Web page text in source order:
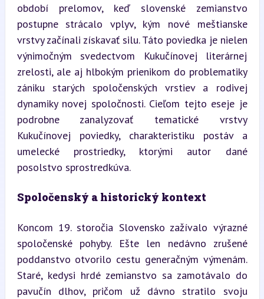
období prelomov, keď slovenské zemianstvo
postupne strácalo vplyv, kým nové meštianske
vrstvy začínali získavať silu. Táto poviedka je nielen
výnimočným svedectvom Kukučínovej literárnej
zrelosti, ale aj hlbokým prienikom do problematiky
zániku starých spoločenských vrstiev a rodivej
dynamiky novej spoločnosti. Cieľom tejto eseje je
podrobne zanalyzovať tematické vrstvy
Kukučínovej poviedky, charakteristiku postáv a
umelecké prostriedky, ktorými autor dané
posolstvo sprostredkúva.
Spoločenský a historický kontext
Koncom 19. storočia Slovensko zažívalo výrazné
spoločenské pohyby. Ešte len nedávno zrušené
poddanstvo otvorilo cestu generačným výmenám.
Staré, kedysi hrdé zemianstvo sa zamotávalo do
pavučín dlhov, pričom už dávno stratilo svoju